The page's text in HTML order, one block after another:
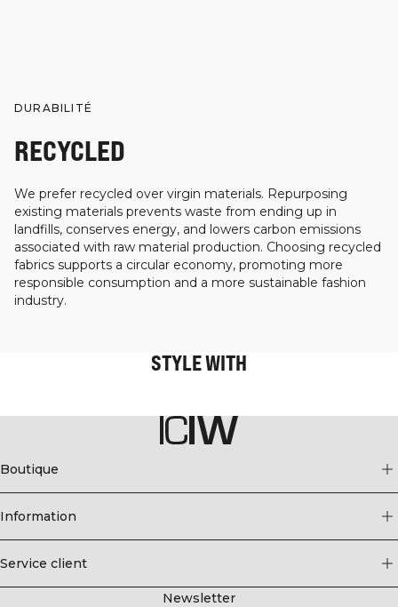
DURABILITÉ
RECYCLED
We prefer recycled over virgin materials. Repurposing
existing materials prevents waste from ending up in
landfills, conserves energy, and lowers carbon emissions
associated with raw material production. Choosing recycled
fabrics supports a circular economy, promoting more
responsible consumption and a more sustainable fashion
industry.
STYLE WITH
Boutique
Information
Service client
Newsletter